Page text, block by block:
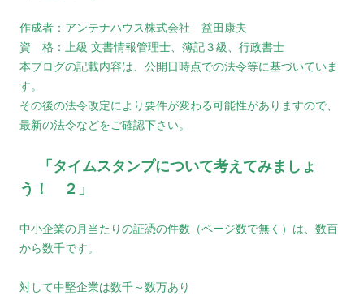
作成者：アンテナハウス株式会社 益田康夫
資 格：上級 文書情報管理士、簿記３級、行政書士
本ブログの記載内容は、公開日時点での法令等に基づいていま
す。
その後の法令改定により要件が変わる可能性がありますので、
最新の法令などをご確認下さい。
「タイムスタンプについて考えてみましょ
う！ ２」
中小企業の月当たりの証憑の件数（ページ数で無く）は、数百
から数千です。
対して中堅企業は数千～数万あり